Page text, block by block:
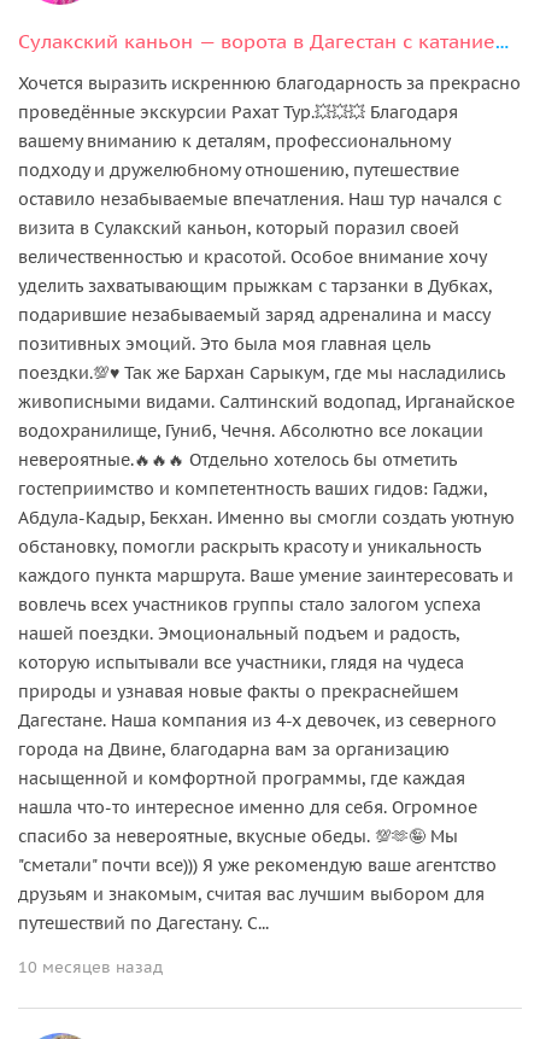
Сулакский каньон — ворота в Дагестан с катанием на катере
Хочется выразить искреннюю благодарность за прекрасно
проведённые экскурсии Рахат Тур.💥💥💥 Благодаря
вашему вниманию к деталям, профессиональному
подходу и дружелюбному отношению, путешествие
оставило незабываемые впечатления. Наш тур начался с
визита в Сулакский каньон, который поразил своей
величественностью и красотой. Особое внимание хочу
уделить захватывающим прыжкам с тарзанки в Дубках,
подарившие незабываемый заряд адреналина и массу
позитивных эмоций. Это была моя главная цель
поездки.💯♥️ Так же Бархан Сарыкум, где мы насладились
живописными видами. Салтинский водопад, Ирганайское
водохранилище, Гуниб, Чечня. Абсолютно все локации
невероятные.🔥🔥🔥 Отдельно хотелось бы отметить
гостеприимство и компетентность ваших гидов: Гаджи,
Абдула-Кадыр, Бекхан. Именно вы смогли создать уютную
обстановку, помогли раскрыть красоту и уникальность
каждого пункта маршрута. Ваше умение заинтересовать и
вовлечь всех участников группы стало залогом успеха
нашей поездки. Эмоциональный подъем и радость,
которую испытывали все участники, глядя на чудеса
природы и узнавая новые факты о прекраснейшем
Дагестане. Наша компания из 4-х девочек, из северного
города на Двине, благодарна вам за организацию
насыщенной и комфортной программы, где каждая
нашла что-то интересное именно для себя. Огромное
спасибо за невероятные, вкусные обеды. 💯🫶🤪 Мы
"сметали" почти все))) Я уже рекомендую ваше агентство
друзьям и знакомым, считая вас лучшим выбором для
путешествий по Дагестану. С...
10 месяцев назад